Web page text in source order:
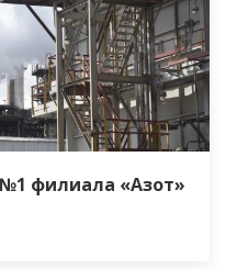
филиала «Азот»